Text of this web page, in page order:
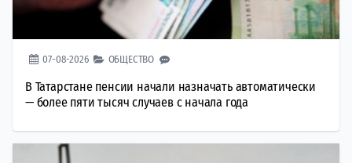
07-08-2026 ОБЩЕСТВО
В Татарстане пенсии начали назначать автоматически
— более пяти тысяч случаев с начала года